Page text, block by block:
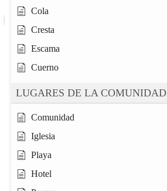
Cola
Cresta
Escama
Cuerno
LUGARES DE LA COMUNIDAD
Comunidad
Iglesia
Playa
Hotel